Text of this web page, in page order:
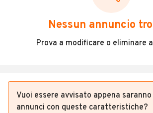
ConcessionariNessun annuncio
Prova a modificare o eliminare
Vuoi essere avvisato appena
annunci con queste caratteristiche?